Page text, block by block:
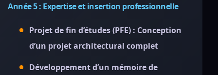
Année 5 : Expertise et insertion professionnelle
Projet de fin d’études (PFE) : Conception
d’un projet architectural complet
Développement d’un mémoire de